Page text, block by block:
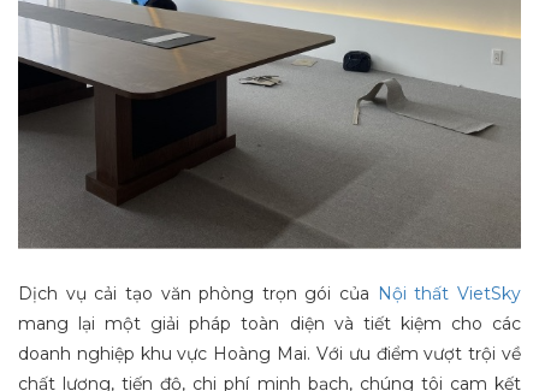
Dịch vụ cải tạo văn phòng trọn gói của Nội thất VietSky
mang lại một giải pháp toàn diện và tiết kiệm cho các
doanh nghiệp khu vực Hoàng Mai. Với ưu điểm vượt trội về
chất lượng, tiến độ, chi phí minh bạch, chúng tôi cam kết